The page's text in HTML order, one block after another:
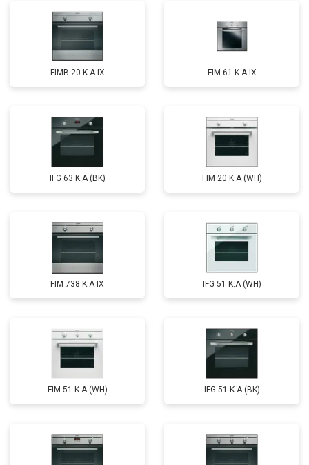
FIMB 20 K.A IX FIM 61 K.A IX
IFG 63 K.A (BK) FIM 20 K.A (WH)
FIM 738 K.A IX IFG 51 K.A (WH)
FIM 51 K.A (WH) IFG 51 K.A (BK)